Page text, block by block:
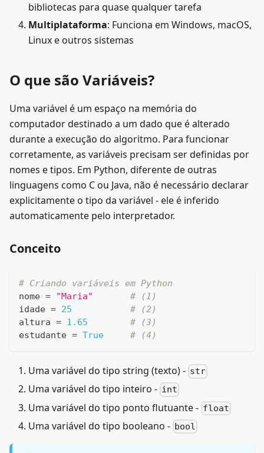
bibliotecas para quase qualquer tarefa
Multiplataforma: Funciona em Windows, macOS,
Linux e outros sistemas
O que são Variáveis?
Uma variável é um espaço na memória do
computador destinado a um dado que é alterado
durante a execução do algoritmo. Para funcionar
corretamente, as variáveis precisam ser definidas por
nomes e tipos. Em Python, diferente de outras
linguagens como C ou Java, não é necessário declarar
explicitamente o tipo da variável - ele é inferido
automaticamente pelo interpretador.
Conceito
# Criando variáveis em Python
nome = "Maria"
# (1)
idade = 25
# (2)
altura = 1.65
# (3)
estudante = True # (4)
Uma variável do tipo string (texto) - str
Uma variável do tipo inteiro - int
Uma variável do tipo ponto flutuante - float
Uma variável do tipo booleano - bool